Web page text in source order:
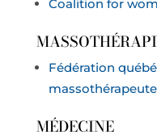
Coalition for
Fédération
MÉDECINE